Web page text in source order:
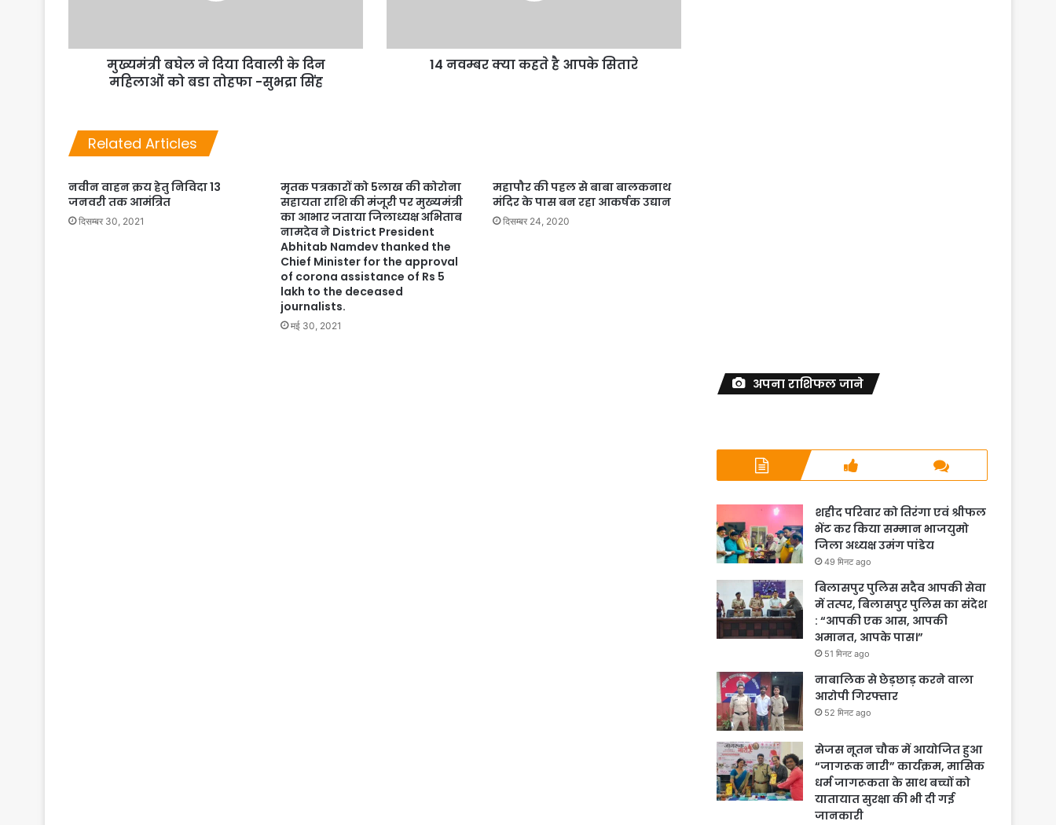
मुख्यमंत्री बघेल ने दिया दिवाली के दिन
महिलाओं को बडा तोहफा -सुभद्रा सिंह
14 नवम्बर क्या कहते है आपके सितारे
Related Articles
नवीन वाहन क्रय हेतु निविदा 13
जनवरी तक आमंत्रित
दिसम्बर 30, 2021
मृतक पत्रकारों को 5लाख की कोरोना
सहायता राशि की मंजूरी पर मुख्यमंत्री
का आभार जताया जिलाध्यक्ष अभिताब
नामदेव ने District President
Abhitab Namdev thanked the
Chief Minister for the approval
of corona assistance of Rs 5
lakh to the deceased
journalists.
मई 30, 2021
महापौर की पहल से बाबा बालकनाथ
मंदिर के पास बन रहा आकर्षक उद्यान
दिसम्बर 24, 2020
अपना राशिफल जाने
शहीद परिवार को तिरंगा एवं श्रीफल
भेंट कर किया सम्मान भाजयुमो
जिला अध्यक्ष उमंग पांडेय
49 मिनट ago
बिलासपुर पुलिस सदैव आपकी सेवा
में तत्पर, बिलासपुर पुलिस का संदेश
: “आपकी एक आस, आपकी
अमानत, आपके पास।”
51 मिनट ago
नाबालिक से छेड़छाड़ करने वाला
आरोपी गिरफ्तार
52 मिनट ago
सेजस नूतन चौक में आयोजित हुआ
“जागरूक नारी” कार्यक्रम, मासिक
धर्म जागरूकता के साथ बच्चों को
यातायात सुरक्षा की भी दी गई
जानकारी